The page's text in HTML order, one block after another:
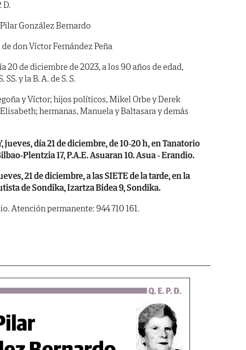
D.
González Bernardo
don Víctor Fernández Peña
20 de diciembre de 2023, a los 90 años de edad,
y la B. A. de S. S.
y Víctor; hijos políticos, Mikel Orbe y Derek
hermanas, Manuela y Baltasara y demás
jueves, día 21 de diciembre, de 10-20 h, en Tanatorio
Plentzia 17, P.A.E. Asuaran 10. Asua - Erandio.
21 de diciembre, a las SIETE de la tarde, en la
de Sondika, Izartza Bidea 9, Sondika.
Atención permanente: 944 710 161.